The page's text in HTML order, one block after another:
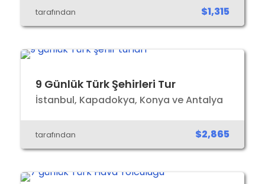
tarafından $1,315
9 Günlük Türk Şehirleri Tur
İstanbul, Kapadokya, Konya ve Antalya
tarafından $2,865